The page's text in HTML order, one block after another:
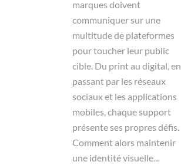
marques doivent
communiquer sur une
multitude de plateformes
pour toucher leur public
cible. Du print au digital, en
passant par les réseaux
sociaux et les applications
mobiles, chaque support
présente ses propres défis.
Comment alors maintenir
une identité visuelle...